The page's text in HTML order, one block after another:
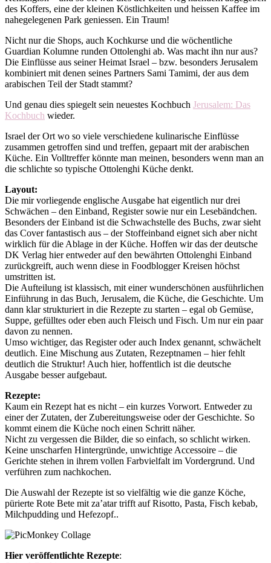
des Koffers, eine der kleinen Köstlichkeiten und heissen Kaffee im
nahegelegenen Park geniessen. Ein Traum!
Nicht nur die Shops, auch Kochkurse und die wöchentliche
Guardian Kolumne runden Ottolenghi ab. Was macht ihn nur aus?
Die Einflüsse aus seiner Heimat Israel – bzw. besonders Jerusalem
kombiniert mit denen seines Partners Sami Tamimi, der aus dem
arabischen Teil der Stadt stammt?
Und genau dies spiegelt sein neuestes Kochbuch Jerusalem: Das
Kochbuch wieder.
Israel der Ort wo so viele verschiedene kulinarische Einflüsse
zusammen getroffen sind und treffen, gepaart mit der arabischen
Küche. Ein Volltreffer könnte man meinen, besonders wenn man an
die schlichte so typische Ottolenghi Küche denkt.
Layout:
Die mir vorliegende englische Ausgabe hat eigentlich nur drei
Schwächen – den Einband, Register sowie nur ein Lesebändchen.
Besonders der Einband ist die Schwachstelle des Buchs, zwar sieht
das Cover fantastisch aus – der Stoffeinband eignet sich aber nicht
wirklich für die Ablage in der Küche. Hoffen wir das der deutsche
DK Verlag hier entweder auf den bewährten Ottolenghi Einband
zurückgreift, auch wenn diese in Foodblogger Kreisen höchst
umstritten ist.
Die Aufteilung ist klassisch, mit einer wunderschönen ausführlichen
Einführung in das Buch, Jerusalem, die Küche, die Geschichte. Um
dann klar strukturiert in die Rezepte zu starten – egal ob Gemüse,
Suppe, gefülltes oder eben auch Fleisch und Fisch. Um nur ein paar
davon zu nennen.
Umso wichtiger, das Register oder auch Index genannt, schwächelt
deutlich. Eine Mischung aus Zutaten, Rezeptnamen – hier fehlt
deutlich die Struktur! Auch hier, hoffentlich ist die deutsche
Ausgabe besser aufgebaut.
Rezepte:
Kaum ein Rezept hat es nicht – ein kurzes Vorwort. Entweder zu
einer der Zutaten, der Zubereitungsweise oder der Geschichte. So
kommt einem die Küche noch einen Schritt näher.
Nicht zu vergessen die Bilder, die so einfach, so schlicht wirken.
Keine unscharfen Hintergründe, unwichtige Accessoire – die
Gerichte stehen in ihrem vollen Farbvielfalt im Vordergrund. Und
verführen zum nachkochen.
Die Auswahl der Rezepte ist so vielfältig wie die ganze Köche,
pürierte Rote Bete mit za’atar trifft auf Risotto, Pasta, Fisch kebab,
Milchpudding und Hefezopf..
Hier veröffentlichte Rezepte: